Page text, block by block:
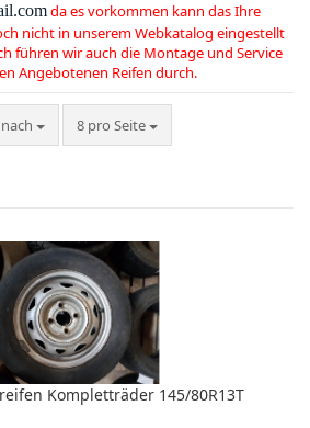
da es vorkommen kann das Ihre
nicht in unserem Webkatalog eingestellt
führen wir auch die Montage und Service
Angebotenen Reifen durch.
8 pro Seite
pro Seite
Kompletträder 145/80R13T